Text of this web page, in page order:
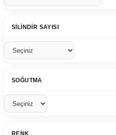
SILINDIR SAYISI
SOĞUTMA
RENK